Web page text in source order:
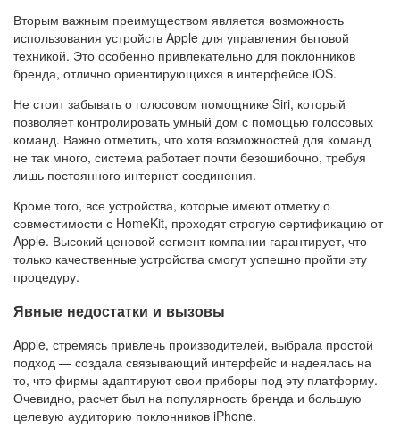
Вторым важным преимуществом является возможность
использования устройств Apple для управления бытовой
техникой. Это особенно привлекательно для поклонников
бренда, отлично ориентирующихся в интерфейсе iOS.
Не стоит забывать о голосовом помощнике Siri, который
позволяет контролировать умный дом с помощью голосовых
команд. Важно отметить, что хотя возможностей для команд
не так много, система работает почти безошибочно, требуя
лишь постоянного интернет-соединения.
Кроме того, все устройства, которые имеют отметку о
совместимости с HomeKit, проходят строгую сертификацию от
Apple. Высокий ценовой сегмент компании гарантирует, что
только качественные устройства смогут успешно пройти эту
процедуру.
Явные недостатки и вызовы
Apple, стремясь привлечь производителей, выбрала простой
подход — создала связывающий интерфейс и надеялась на
то, что фирмы адаптируют свои приборы под эту платформу.
Очевидно, расчет был на популярность бренда и большую
целевую аудиторию поклонников iPhone.